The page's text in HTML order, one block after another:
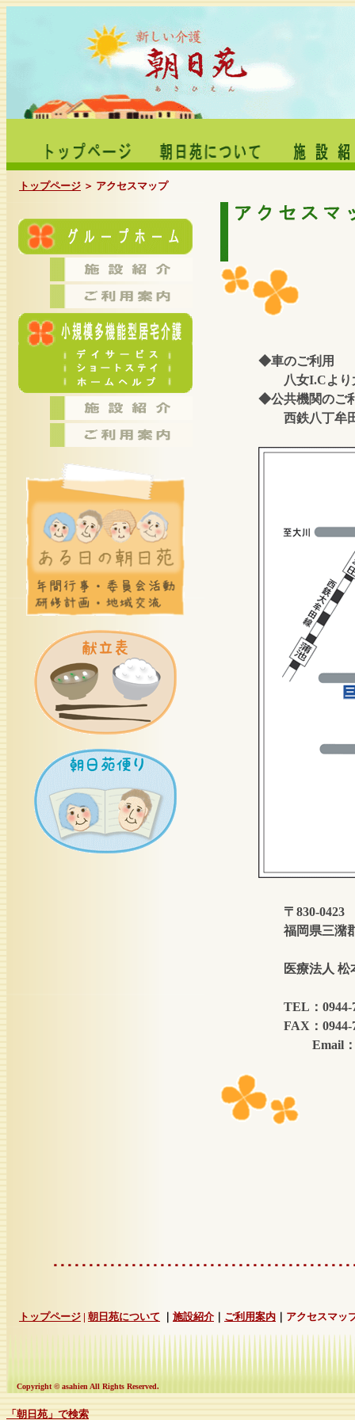
トップページ ＞ アクセスマップ
◆車のご利用
八女I.Cより大
◆公共機関のご
西鉄八丁牟田駅
〒830-0423
福岡県三潴郡大
医療法人
TEL：0944-
FAX：0944-
Email
･････････････････････････････････････････
トップページ | 朝日苑について 施設紹介 ご利用案内 アクセスマッ
Copyright © asahien All Rights Reserved.
「朝日苑」で検索